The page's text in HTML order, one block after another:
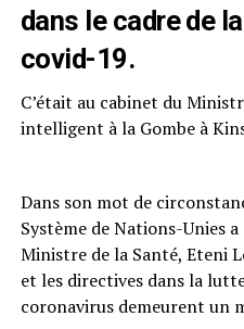
dans le cadre de
covid-19.
C’était au cabinet du
intelligent à la Gombe à
Dans son mot de
Système de Nations-Unies
Ministre de la Santé, Eteni
et les directives dans la
coronavirus demeurent un